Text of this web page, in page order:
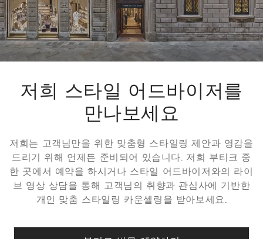
저희는 반품 또는 교환을 위한 30일의 기간을 보장하며, 이러한
서비스를 모든 고객님께 친절하게 무료로 제공해 드립니다. 자세
한 정보는반품 절차 페이지를참조해 주시기 바랍니다.
저희 스타일 어드바이저를
만나보세요
저희는 고객님만을 위한 맞춤형 스타일링 제안과 영감을
드리기 위해 언제든 준비되어 있습니다. 저희 부티크 중
한 곳에서 예약을 하시거나 스타일 어드바이저와의 라이
브 영상 상담을 통해 고객님의 취향과 관심사에 기반한
개인 맞춤 스타일링 카운셀링을 받아보세요.